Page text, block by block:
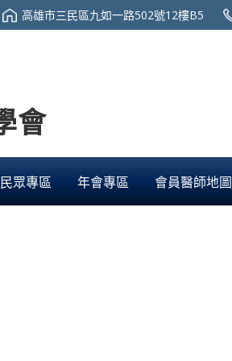
高雄市三民區九如一路502號12樓B5
民眾專區 年會專區 會員醫師地圖